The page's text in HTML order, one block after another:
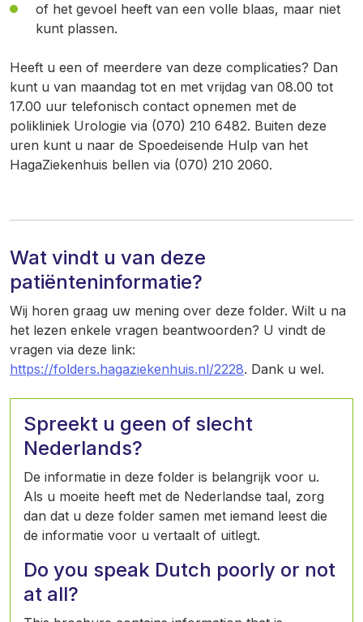
of het gevoel heeft van een volle blaas, maar niet
kunt plassen.
Heeft u een of meerdere van deze complicaties? Dan
kunt u van maandag tot en met vrijdag van 08.00 tot
17.00 uur telefonisch contact opnemen met de
polikliniek Urologie via (070) 210 6482. Buiten deze
uren kunt u naar de Spoedeisende Hulp van het
HagaZiekenhuis bellen via (070) 210 2060.
Wat vindt u van deze
patiënteninformatie?
Wij horen graag uw mening over deze folder. Wilt u na
het lezen enkele vragen beantwoorden? U vindt de
vragen via deze link:
https://folders.hagaziekenhuis.nl/2228. Dank u wel.
Spreekt u geen of slecht
Nederlands?
De informatie in deze folder is belangrijk voor u.
Als u moeite heeft met de Nederlandse taal, zorg
dan dat u deze folder samen met iemand leest die
de informatie voor u vertaalt of uitlegt.
Do you speak Dutch poorly or not
at all?